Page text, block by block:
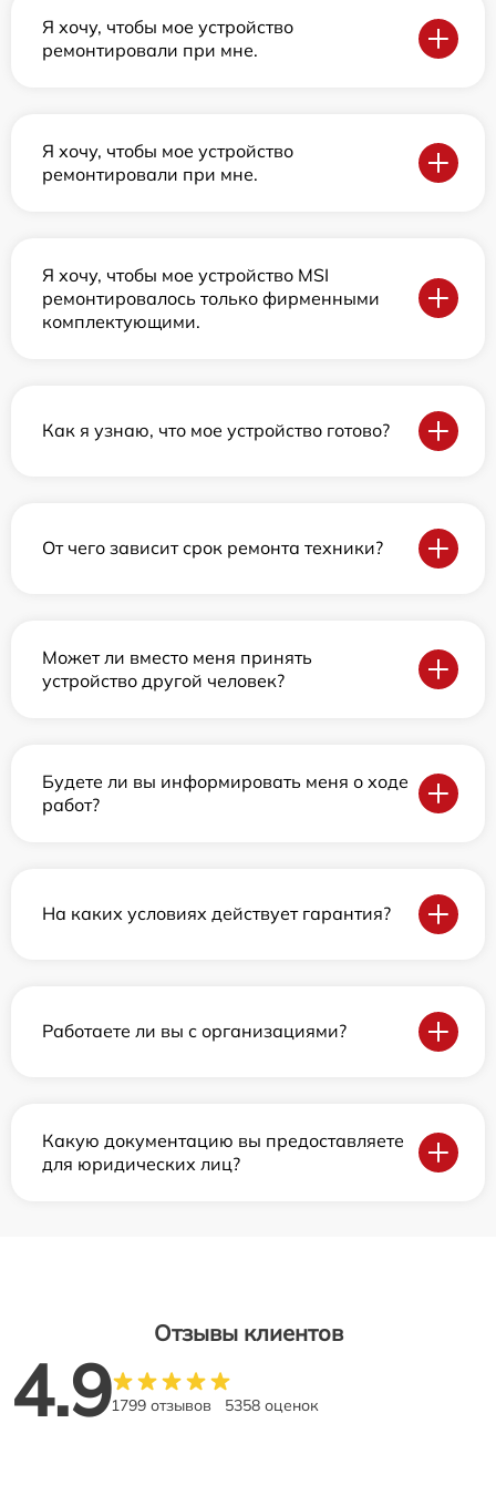
Я хочу, чтобы мое устройство
ремонтировали при мне.
Я хочу, чтобы мое устройство
ремонтировали при мне.
Я хочу, чтобы мое устройство MSI
ремонтировалось только фирменными
комплектующими.
Как я узнаю, что мое устройство готово?
От чего зависит срок ремонта техники?
Может ли вместо меня принять
устройство другой человек?
Будете ли вы информировать меня о ходе
работ?
На каких условиях действует гарантия?
Работаете ли вы с организациями?
Какую документацию вы предоставляете
для юридических лиц?
Отзывы клиентов
4.91799 отзывов 5358 оценок